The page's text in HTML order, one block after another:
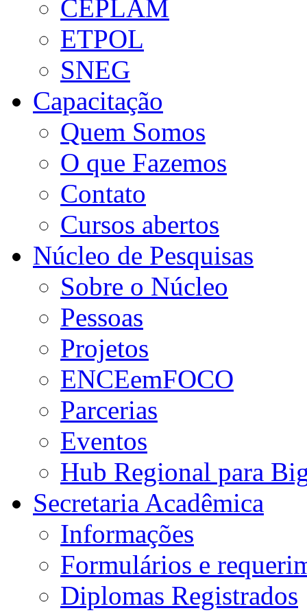
CEPLAM
ETPOL
SNEG
Capacitação
Quem Somos
O que Fazemos
Contato
Cursos abertos
Núcleo de Pesquisas
Sobre o Núcleo
Pessoas
Projetos
ENCEemFOCO
Parcerias
Eventos
Hub Regional para
Secretaria Acadêmica
Informações
Formulários e
Diplomas Registrados